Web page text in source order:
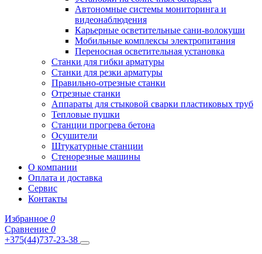
Автономные системы мониторинга и
видеонаблюдения
Карьерные осветительные сани-волокуши
Мобильные комплексы электропитания
Переносная осветительная установка
Станки для гибки арматуры
Станки для резки арматуры
Правильно-отрезные станки
Отрезные станки
Аппараты для стыковой сварки пластиковых труб
Тепловые пушки
Станции прогрева бетона
Осушители
Штукатурные станции
Стенорезные машины
О компании
Оплата и доставка
Сервис
Контакты
Избранное 0
Сравнение 0
+375(44)737-23-38